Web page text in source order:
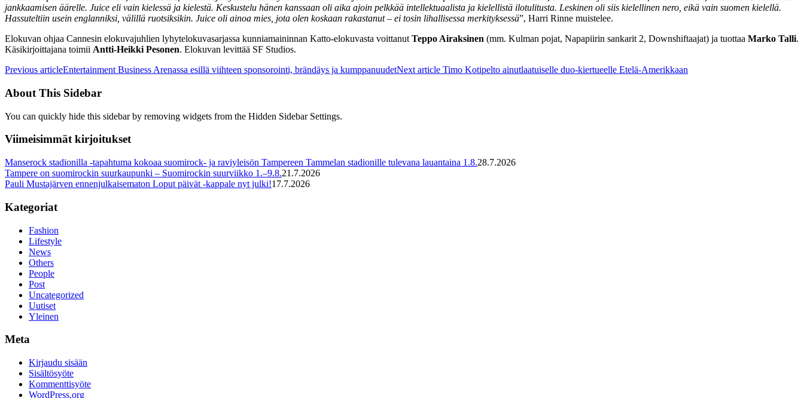
jankkaamisen äärelle. Juice eli vain kielessä ja kielestä. Keskustelu hänen kanssaan oli aika ajoin pelkkää intellektuaalista ja kielellistä ilotulitusta. Leskinen oli siis kielellinen nero, eikä vain suomen kielellä.
Hassuteltiin usein englanniksi, välillä ruotsiksikin. Juice oli ainoa mies, jota olen koskaan rakastanut – ei tosin lihallisessa merkityksessä”, Harri Rinne muistelee.
Elokuvan ohjaa Cannesin elokuvajuhlien lyhytelokuvasarjassa kunniamaininnan Katto-elokuvasta voittanut Teppo Airaksinen (mm. Kulman pojat, Napapiirin sankarit 2, Downshiftaajat) ja tuottaa Marko Talli.
Käsikirjoittajana toimii Antti-Heikki Pesonen. Elokuvan levittää SF Studios.
Previous articleEntertainment Business Arenassa esillä viihteen sponsorointi, brändäys ja kumppanuudetNext article Timo Kotipelto ainutlaatuiselle duo-kiertueelle Etelä-Amerikkaan
About This Sidebar
You can quickly hide this sidebar by removing widgets from the Hidden Sidebar Settings.
Viimeisimmät kirjoitukset
Manserock stadionilla -tapahtuma kokoaa suomirock- ja raviyleisön Tampereen Tammelan stadionille tulevana lauantaina 1.8.28.7.2026
Tampere on suomirockin suurkaupunki – Suomirockin suurviikko 1.–9.8.21.7.2026
Pauli Mustajärven ennenjulkaisematon Loput päivät -kappale nyt julki!17.7.2026
Kategoriat
Fashion
Lifestyle
News
Others
People
Post
Uncategorized
Uutiset
Yleinen
Meta
Kirjaudu sisään
Sisältösyöte
Kommenttisyöte
WordPress.org